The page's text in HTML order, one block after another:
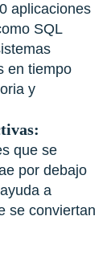
aplicaciones
SQL
en tiempo
y
que se
por debajo
a
se conviertan